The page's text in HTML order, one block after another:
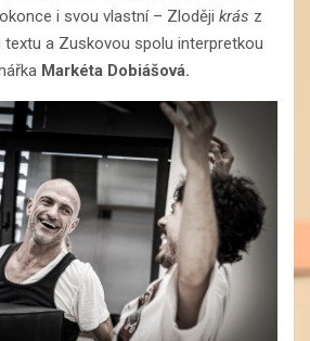
i svou vlastní – Zloději krás z
textu a Zuskovou spolu interpretkou
Markéta Dobiášová.